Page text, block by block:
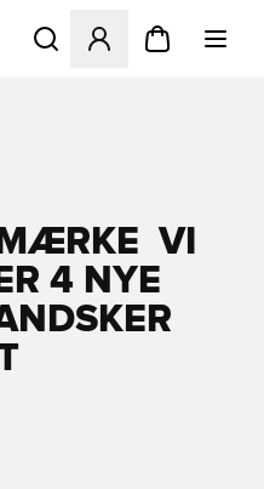
Åbner en Modal til at
 VI
4 NYE